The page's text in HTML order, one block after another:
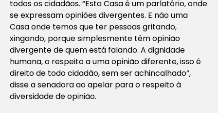
todos os cidadãos. “Esta Casa é um parlatório, onde
se expressam opiniões divergentes. E não uma
Casa onde temos que ter pessoas gritando,
xingando, porque simplesmente têm opinião
divergente de quem está falando. A dignidade
humana, o respeito a uma opinião diferente, isso é
direito de todo cidadão, sem ser achincalhado”,
disse a senadora ao apelar para o respeito à
diversidade de opinião.